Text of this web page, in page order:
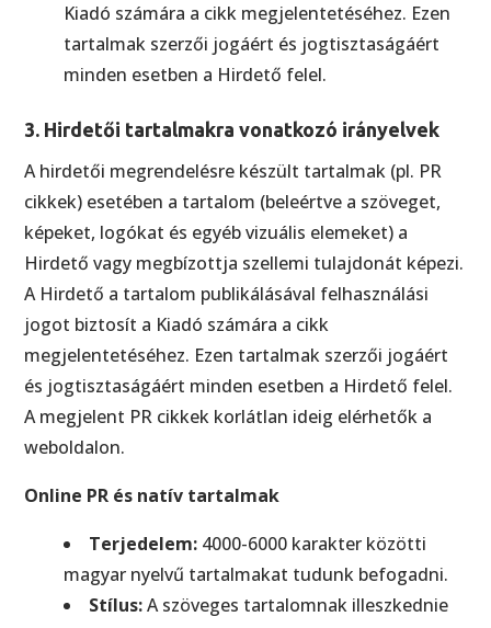
Kiadó számára a cikk megjelentetéséhez. Ezen
tartalmak szerzői jogáért és jogtisztaságáért
minden esetben a Hirdető felel.
3. Hirdetői tartalmakra vonatkozó irányelvek
A hirdetői megrendelésre készült tartalmak (pl. PR
cikkek) esetében a tartalom (beleértve a szöveget,
képeket, logókat és egyéb vizuális elemeket) a
Hirdető vagy megbízottja szellemi tulajdonát képezi.
A Hirdető a tartalom publikálásával felhasználási
jogot biztosít a Kiadó számára a cikk
megjelentetéséhez. Ezen tartalmak szerzői jogáért
és jogtisztaságáért minden esetben a Hirdető felel.
A megjelent PR cikkek korlátlan ideig elérhetők a
weboldalon.
Online PR és natív tartalmak
Terjedelem: 4000-6000 karakter közötti
magyar nyelvű tartalmakat tudunk befogadni.
Stílus:A szöveges tartalomnak illeszkednie